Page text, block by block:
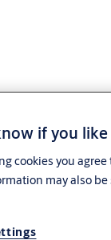
if you
cookies you
may also